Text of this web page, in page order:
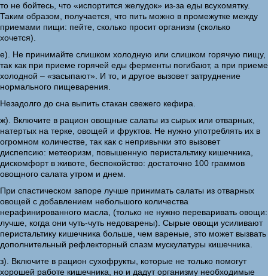
то не бойтесь, что «испортится желудок» из-за еды всухомятку.
Таким образом, получается, что пить можно в промежутке между
приемами пищи: пейте, сколько просит организм (сколько
хочется).
е). Не принимайте слишком холодную или слишком горячую пищу,
так как при приеме горячей еды ферменты погибают, а при приеме
холодной – «засыпают». И то, и другое вызовет затруднение
нормального пищеварения.
Незадолго до сна выпить стакан свежего кефира.
ж). Включите в рацион овощные салаты из сырых или отварных,
натертых на терке, овощей и фруктов. Не нужно употреблять их в
огромном количестве, так как с непривычки это вызовет
диспепсию: метеоризм, повышенную перистальтику кишечника,
дискомфорт в животе, беспокойство: достаточно 100 граммов
овощного салата утром и днем.
При спастическом запоре лучше принимать салаты из отварных
овощей с добавлением небольшого количества
нерафинированного масла, (только не нужно переваривать овощи:
лучше, когда они чуть-чуть недоварены). Сырые овощи усиливают
перистальтику кишечника больше, чем вареные, это может вызвать
дополнительный рефлекторный спазм мускулатуры кишечника.
з). Включите в рацион сухофрукты, которые не только помогут
хорошей работе кишечника, но и дадут организму необходимые